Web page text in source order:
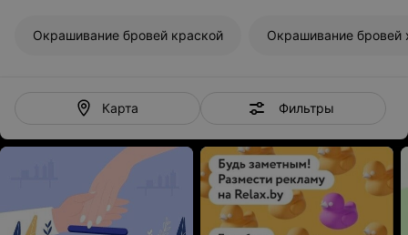
Окрашивание бровей краской Окрашивание бровей
Карта Фильтры